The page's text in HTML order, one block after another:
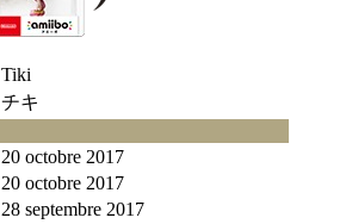
Tiki
チキ
20 octobre 2017
20 octobre 2017
28 septembre 2017